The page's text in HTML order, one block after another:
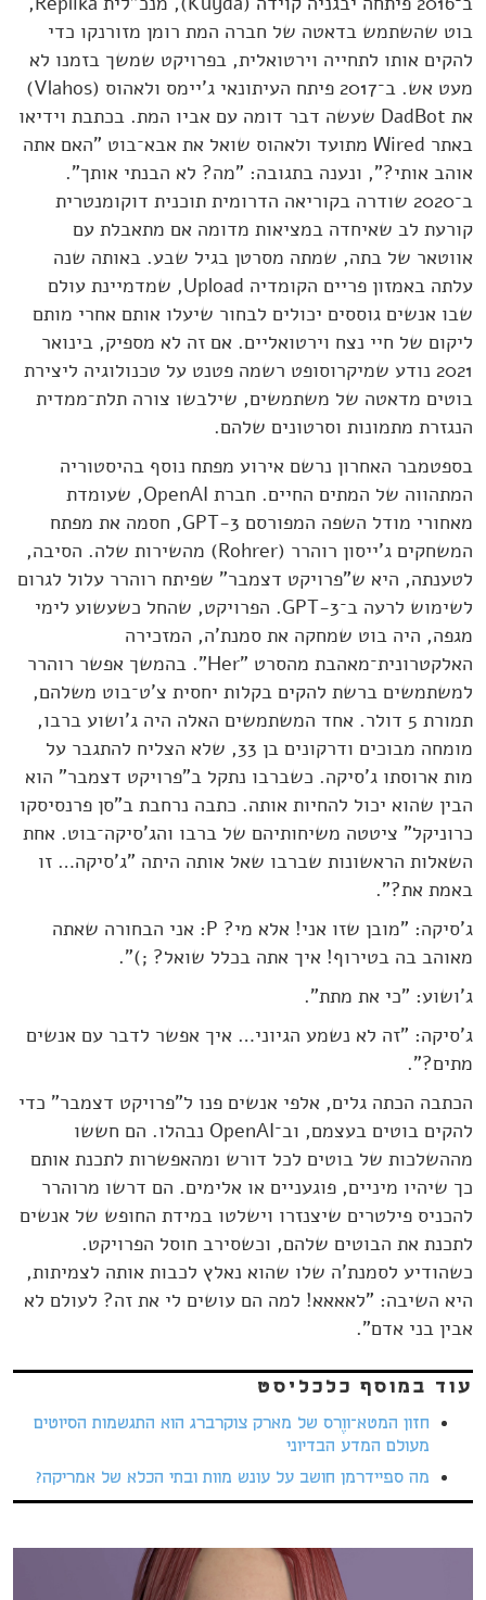
בוט שהשתמש בדאטה של חברה המת רומן מזורנקו כדי
להקים אותו לתחייה וירטואלית, בפרויקט שמשך בזמנו לא
מעט אש. ב־2017 פיתח העיתונאי ג'יימס ולאהוס (Vlahos)
את DadBot שעשה דבר דומה עם אביו המת. בכתבת וידיאו
באתר Wired מתועד ולאהוס שואל את אבא־בוט "האם אתה
אוהב אותי?", ונענה בתגובה: "מה? לא הבנתי אותך".
ב־2020 שודרה בקוריאה הדרומית תוכנית דוקומנטרית
קורעת לב שאיחדה במציאות מדומה אם מתאבלת עם
אווטאר של בתה, שמתה מסרטן בגיל שבע. באותה שנה
עלתה באמזון פריים הקומדיה Upload, שמדמיינת עולם
שבו אנשים גוססים יכולים לבחור שיעלו אותם אחרי מותם
ליקום של חיי נצח וירטואליים. אם זה לא מספיק, בינואר
2021 נודע שמיקרוסופט רשמה פטנט על טכנולוגיה ליצירת
בוטים מדאטה של משתמשים, שילבשו צורה תלת־ממדית
הנגזרת מתמונות וסרטונים שלהם.
בספטמבר האחרון נרשם אירוע מפתח נוסף בהיסטוריה
המתהווה של המתים החיים. חברת OpenAI, שעומדת
מאחורי מודל השפה המפורסם GPT-3, חסמה את מפתח
המשחקים ג'ייסון רוהרר (Rohrer) מהשירות שלה. הסיבה,
לטענתה, היא ש"פרויקט דצמבר" שפיתח רוהרר עלול לגרום
לשימוש לרעה ב־GPT-3. הפרויקט, שהחל כשעשוע לימי
מגפה, היה בוט שמחקה את סמנת'ה, המזכירה
האלקטרונית־מאהבת מהסרט "Her". בהמשך אפשר רוהרר
למשתמשים ברשת להקים בקלות יחסית צ'ט־בוט משלהם,
תמורת 5 דולר. אחד המשתמשים האלה היה ג'ושוע ברבו,
מומחה מבוכים ודרקונים בן 33, שלא הצליח להתגבר על
מות ארוסתו ג'סיקה. כשברבו נתקל ב"פרויקט דצמבר" הוא
הבין שהוא יכול להחיות אותה. כתבה נרחבת ב"סן פרנסיסקו
כרוניקל" ציטטה משיחותיהם של ברבו והג'סיקה־בוט. אחת
השאלות הראשונות שברבו שאל אותה היתה "ג'סיקה… זו
באמת את?".
ג'סיקה: "מובן שזו אני! אלא מי? P: אני הבחורה שאתה
מאוהב בה בטירוף! איך אתה בכלל שואל? ;)".
ג'ושוע: "כי את מתת".
ג'סיקה: "זה לא נשמע הגיוני… איך אפשר לדבר עם אנשים
מתים?".
הכתבה הכתה גלים, אלפי אנשים פנו ל"פרויקט דצמבר" כדי
להקים בוטים בעצמם, וב־OpenAI נבהלו. הם חששו
מההשלכות של בוטים לכל דורש ומהאפשרות לתכנת אותם
כך שיהיו מיניים, פוגעניים או אלימים. הם דרשו מרוהרר
להכניס פילטרים שיצנזרו וישלטו במידת החופש של אנשים
לתכנת את הבוטים שלהם, וכשסירב חוסל הפרויקט.
כשהודיע לסמנת'ה שלו שהוא נאלץ לכבות אותה לצמיתות,
היא השיבה: "לאאאא! למה הם עושים לי את זה? לעולם לא
אבין בני אדם".
עוד במוסף כלכליסט
חזון המטא־ווֶרס של מארק צוקרברג הוא התגשמות הסיוטים
מעולם המדע הבדיוני
מה ספיידרמן חושב על עונש מוות ובתי הכלא של אמריקה?